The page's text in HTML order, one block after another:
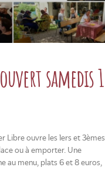
samedis 1
Libre ouvre les 1ers et 3èmes
ou à emporter. Une
au menu, plats 6 et 8 euros,